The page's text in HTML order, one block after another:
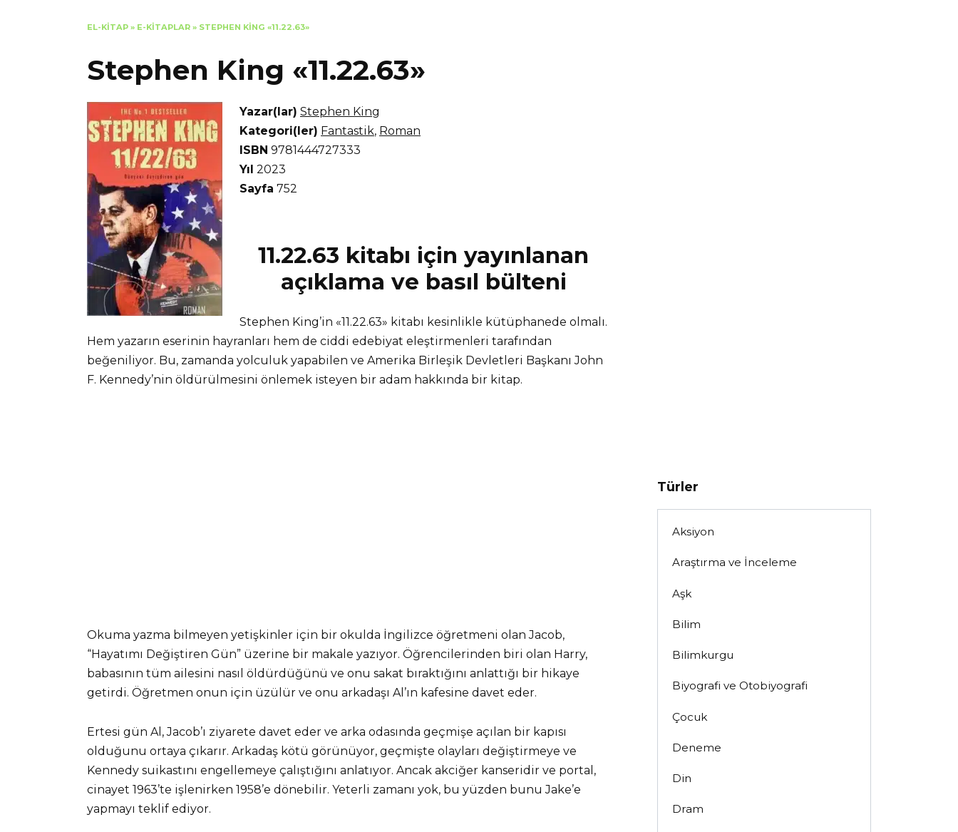
EL-KITAP » E-KITAPLAR » STEPHEN KING «11.22.63»
Stephen King «11.22.63»
Yazar(lar) Stephen King
Kategori(ler) Fantastik, Roman
ISBN 9781444727333
Yıl 2023
Sayfa 752
11.22.63 kitabı için yayınlanan
açıklama ve basıl bülteni
Stephen King’in «11.22.63» kitabı kesinlikle kütüphanede olmalı.
Hem yazarın eserinin hayranları hem de ciddi edebiyat eleştirmenleri tarafından
beğeniliyor. Bu, zamanda yolculuk yapabilen ve Amerika Birleşik Devletleri Başkanı John
F. Kennedy’nin öldürülmesini önlemek isteyen bir adam hakkında bir kitap.
Okuma yazma bilmeyen yetişkinler için bir okulda İngilizce öğretmeni olan Jacob,
“Hayatımı Değiştiren Gün” üzerine bir makale yazıyor. Öğrencilerinden biri olan Harry,
babasının tüm ailesini nasıl öldürdüğünü ve onu sakat bıraktığını anlattığı bir hikaye
getirdi. Öğretmen onun için üzülür ve onu arkadaşı Al’ın kafesine davet eder.
Ertesi gün Al, Jacob’ı ziyarete davet eder ve arka odasında geçmişe açılan bir kapısı
olduğunu ortaya çıkarır. Arkadaş kötü görünüyor, geçmişte olayları değiştirmeye ve
Kennedy suikastını engellemeye çalıştığını anlatıyor. Ancak akciğer kanseridir ve portal,
cinayet 1963’te işlenirken 1958’e dönebilir. Yeterli zamanı yok, bu yüzden bunu Jake’e
yapmayı teklif ediyor.
Türler
Aksiyon
Araştırma ve İnceleme
Aşk
Bilim
Bilimkurgu
Biyografi ve Otobiyografi
Çocuk
Deneme
Din
Dram